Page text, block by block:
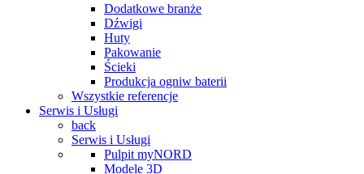
Dodatkowe branże
Dźwigi
Huty
Pakowanie
Ścieki
Produkcja ogniw baterii
Wszystkie referencje
Serwis i Usługi
back
Serwis i Usługi
Pulpit myNORD
Modele 3D